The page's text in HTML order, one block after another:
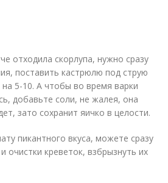
отходила скорлупа, нужно сразу
поставить кастрюлю под струю
5-10. А чтобы во время варки
добавьте соли, не жалея, она
зато сохранит яичко в целости.
пикантного вкуса, можете сразу
очистки креветок, взбрызнуть их